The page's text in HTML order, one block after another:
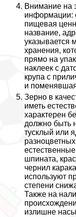
Внимание на
информации:
пищевая
название,
указывается
хранения,
прямо на
наклеек с
крупа с
и поменявшая
Зерно в
иметь
хаpaктерен
должно быть
тусклый или
разноцветных
шпината,
чернил
используют
степени
Также на
излишне